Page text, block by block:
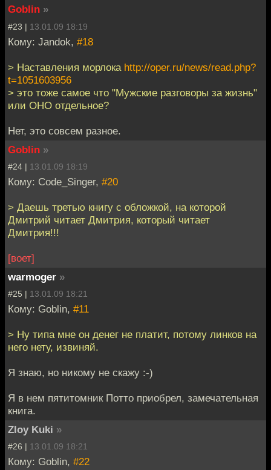
Goblin »
#23 | 13.01.09 18:19
Кому: Jandok, #18
> Наставления морлока http://oper.ru/news/read.php?
t=1051603956
> это тоже самое что "Мужские разговоры за жизнь"
или ОНО отдельное?
Нет, это совсем разное.
Goblin »
#24 | 13.01.09 18:19
Кому: Code_Singer, #20
> Даешь третью книгу с обложкой, на которой
Дмитрий читает Дмитрия, который читает
Дмитрия!!!
[воет]
warmoger »
#25 | 13.01.09 18:21
Кому: Goblin, #11
> Ну типа мне он денег не платит, потому линков на
него нету, извиняй.
Я знаю, но никому не скажу :-)
Я в нем пятитомник Потто приобрел, замечательная
книга.
Zloy Kuki »
#26 | 13.01.09 18:21
Кому: Goblin, #22